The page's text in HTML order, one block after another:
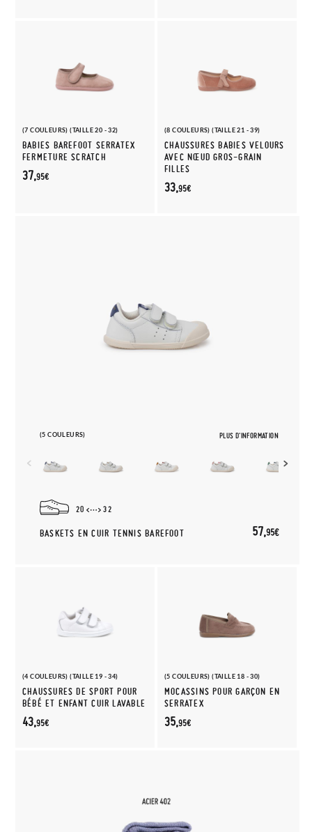
(7 COULEURS) (TAILLE 20 - 32)
BABIES BAREFOOT SERRATEX
FERMETURE SCRATCH
37,95€
(8 COULEURS) (TAILLE 21 - 39)
CHAUSSURES BABIES VELOURS
AVEC NŒUD GROS-GRAIN
FILLES
33,95€
(5 COULEURS) PLUS D'INFORMATION
20 32
BASKETS EN CUIR TENNIS BAREFOOT 57,95€
(4 COULEURS) (TAILLE 19 - 34)
CHAUSSURES DE SPORT POUR
BÉBÉ ET ENFANT CUIR LAVABLE
43,95€
(5 COULEURS) (TAILLE 18 - 30)
MOCASSINS POUR GARÇON EN
SERRATEX
35,95€